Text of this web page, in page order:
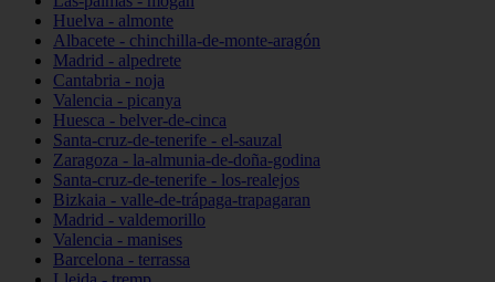
Huelva - almonte
Albacete - chinchilla-de-monte-aragón
Madrid - alpedrete
Cantabria - noja
Valencia - picanya
Huesca - belver-de-cinca
Santa-cruz-de-tenerife - el-sauzal
Zaragoza - la-almunia-de-doña-godina
Santa-cruz-de-tenerife - los-realejos
Bizkaia - valle-de-trápaga-trapagaran
Madrid - valdemorillo
Valencia - manises
Barcelona - terrassa